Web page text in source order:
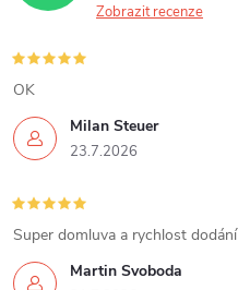
Zobrazit recenze
Milan Steuer
23.7.2026
OK
Martin Svoboda
Super domluva a rychlost dodání